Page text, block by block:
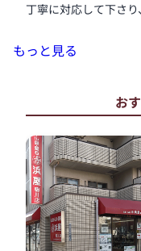
丁寧に対応して下さり
もっと見る
お